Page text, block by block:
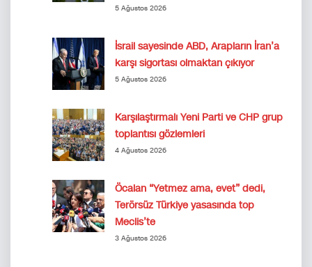
5 Ağustos 2026
İsrail sayesinde ABD, Arapların İran’a
karşı sigortası olmaktan çıkıyor
5 Ağustos 2026
Karşılaştırmalı Yeni Parti ve CHP grup
toplantısı gözlemleri
4 Ağustos 2026
Öcalan “Yetmez ama, evet” dedi,
Terörsüz Türkiye yasasında top
Meclis’te
3 Ağustos 2026